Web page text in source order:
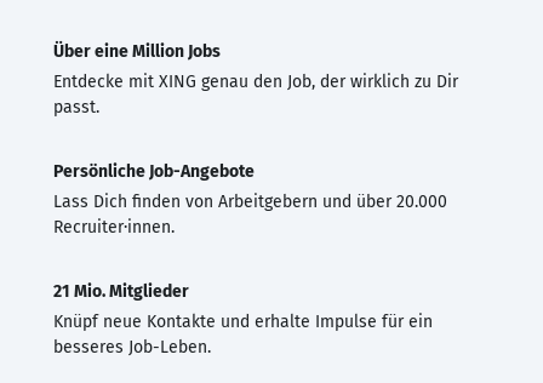
Über eine Million Jobs
Entdecke mit XING genau den Job, der wirklich zu Dir
passt.
Persönliche Job-Angebote
Lass Dich finden von Arbeitgebern und über 20.000
Recruiter·innen.
21 Mio. Mitglieder
Knüpf neue Kontakte und erhalte Impulse für ein
besseres Job-Leben.